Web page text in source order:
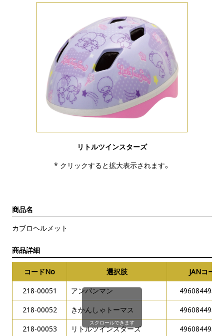
リトルツインスターズ
* クリックすると拡大表示されます。
商品名
カブロヘルメット
商品詳細
コードNo 選択肢
JANコード
218-00051
アンパンマン
218-00052
きかんしゃトーマス
218-00053
リトルツインスターズ
スクロールできます